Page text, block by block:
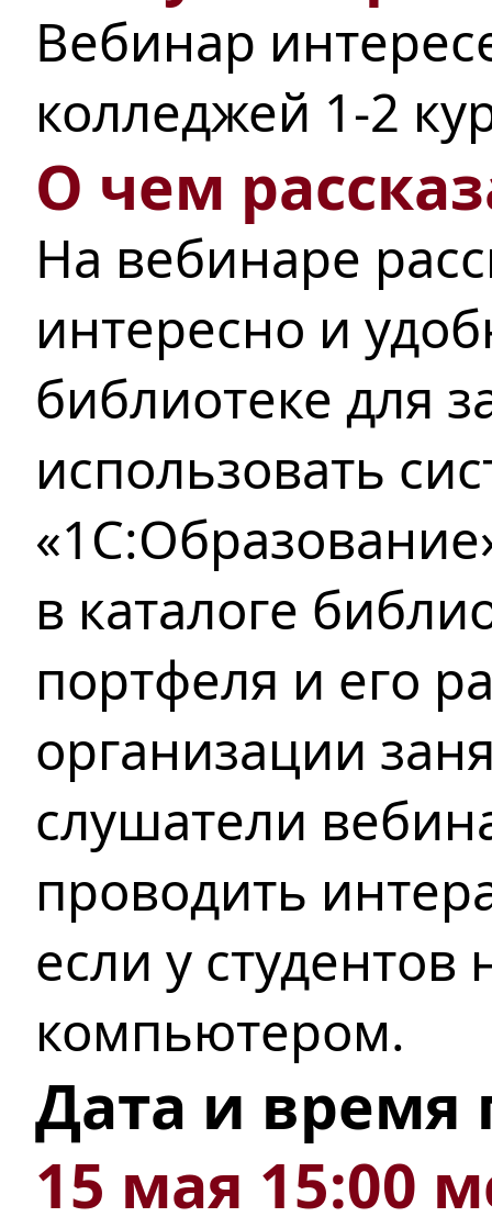
Вебинар
колледжей 1-2
О чем
На вебинаре
интересно и
библиотеке для
использовать
в каталоге
портфеля и его
организации
слушатели
проводить
если у
компьютером.
Дата и время
15 мая 15:00